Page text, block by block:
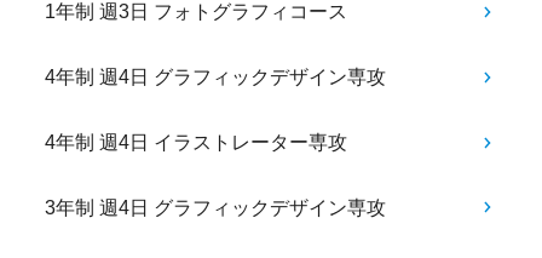
1年制 週3日 フォトグラフィコース
4年制 週4日 グラフィックデザイン専攻
4年制 週4日 イラストレーター専攻
3年制 週4日 グラフィックデザイン専攻